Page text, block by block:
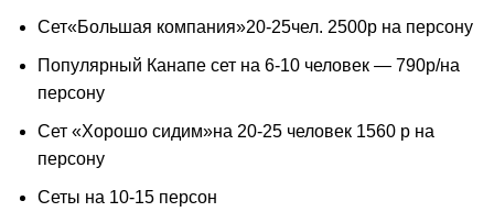
Сет«Большая компания»20-25чел. 2500р на персону
Популярный Канапе сет на 6-10 человек — 790р/на
персону
Сет «Хорошо сидим»на 20-25 человек 1560 р на
персону
Сеты на 10-15 персон